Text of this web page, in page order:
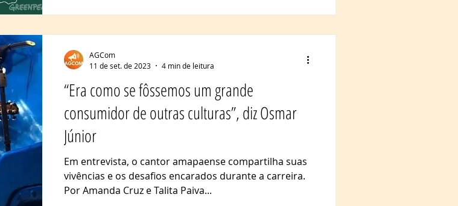
“Era como se fôssemos um grande
consumidor de outras culturas”, diz Osmar
Júnior
Em entrevista, o cantor amapaense compartilha suas
vivências e os desafios encarados durante a carreira.
Por Amanda Cruz e Talita Paiva...
AGCom
11 de set. de 2023
4 min de leitura